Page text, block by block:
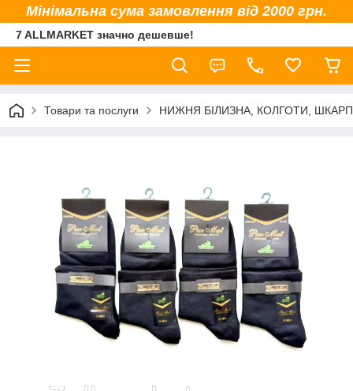
Мінімальна сума замовлення від 2000 грн.
7 ALLMARKET значно дешевше!
Товари та послуги НИЖНЯ БІЛИЗНА, КОЛГОТИ,